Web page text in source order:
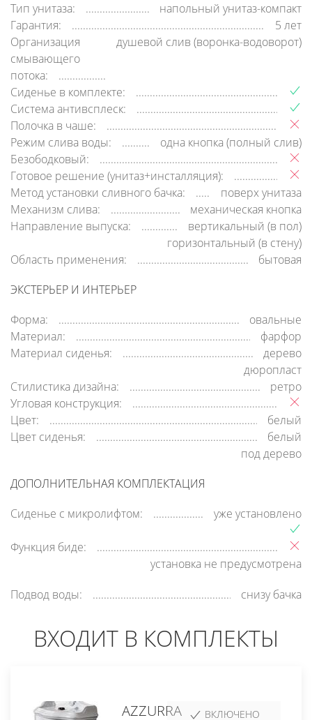
Тип унитаза:
напольный унитаз-компакт
Гарантия:
5 лет
Организация
смывающего
потока:
душевой слив (воронка-водоворот)
Сиденье в комплекте:
Система антивсплеск:
Полочка в чаше:
Режим слива воды:
одна кнопка (полный слив)
Безободковый:
Готовое решение (унитаз+инсталляция):
Метод установки сливного бачка:
поверх унитаза
Механизм слива:
механическая кнопка
Направление выпуска:
вертикальный (в пол)
горизонтальный (в стену)
Область применения:
бытовая
ЭКСТЕРЬЕР И ИНТЕРЬЕР
Форма:
овальные
Материал:
фарфор
Материал сиденья:
дерево
дюропласт
Стилистика дизайна:
ретро
Угловая конструкция:
Цвет:
белый
Цвет сиденья:
белый
под дерево
ДОПОЛНИТЕЛЬНАЯ КОМПЛЕКТАЦИЯ
Сиденье с микролифтом:
уже установлено
Функция биде:
установка не предусмотрена
Подвод воды:
снизу бачка
ВХОДИТ В КОМПЛЕКТЫ
AZZURRA ВКЛЮЧЕНО